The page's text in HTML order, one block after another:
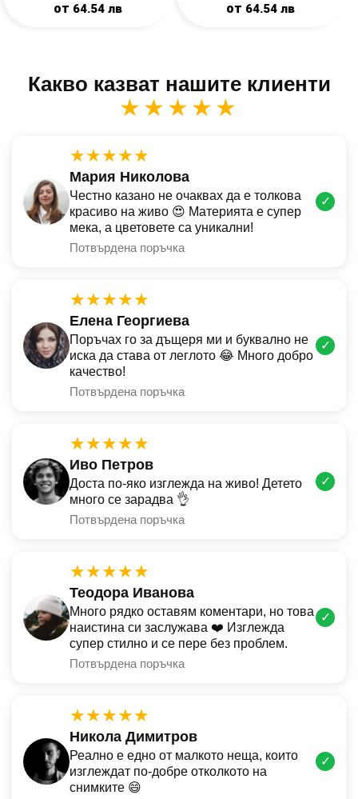
от 64.54 лв от 64.54лв
Какво казват нашите клиенти
★★★★★
★★★★★
Мария Николова
Честно казано не очаквах да е толкова
красиво на живо 😍 Материята е супер
мека, а цветовете са уникални!
Потвърдена поръчка
✓
★★★★★
Елена Георгиева
Поръчах го за дъщеря ми и буквално не
иска да става от леглото 😂 Много добро
качество!
Потвърдена поръчка
✓
★★★★★
Иво Петров
Доста по-яко изглежда на живо! Детето
много се зарадва 👌
Потвърдена поръчка
✓
★★★★★
Теодора Иванова
Много рядко оставям коментари, но това
наистина си заслужава ❤️ Изглежда
супер стилно и се пере без проблем.
Потвърдена поръчка
✓
★★★★★
Никола Димитров
Реално е едно от малкото неща, които
изглеждат по-добре отколкото на
снимките 😄
✓